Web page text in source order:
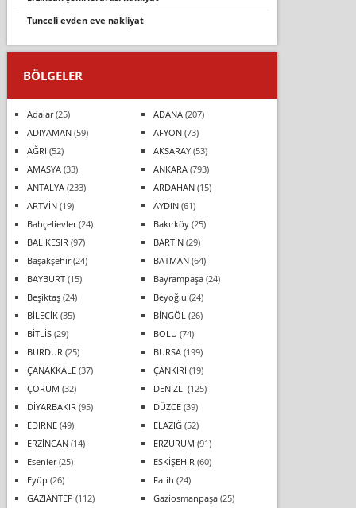
tunceli̇ evden eve nakli̇yat
BÖLGELER
Adalar(25) ADANA(207)
ADIYAMAN(59) AFYON(73)
AĞRI (52) AKSARAY(53)
AMASYA(33) ANKARA(793)
ANTALYA(233) ARDAHAN(15)
ARTVİN(19) AYDIN(61)
Bahçelievler(24) Bakırköy(25)
BALIKESİR (97) BARTIN(29)
Başakşehir(24) BATMAN(64)
BAYBURT(15) Bayrampaşa(24)
Beşiktaş(24) Beyoğlu (24)
BİLECİK(35) BİNGÖL (26)
BİTLİS(29) BOLU (74)
BURDUR (25) BURSA(199)
ÇANAKKALE(37) ÇANKIRI (19)
ÇORUM (32) DENİZLİ (125)
DİYARBAKIR (95) DÜZCE(39)
EDİRNE(49) ELAZIĞ(52)
ERZİNCAN(14) ERZURUM (91)
Esenler(25) ESKİŞEHİR (60)
Eyüp (26) Fatih (24)
GAZİANTEP (112) Gaziosmanpaşa(25)